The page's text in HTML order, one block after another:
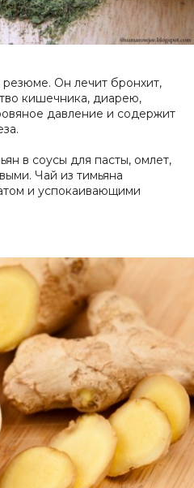
Он лечит бронхит,
кишечника, диарею,
давление и содержит
в соусы для пасты, омлет,
Чай из тимьяна
и успокаивающими